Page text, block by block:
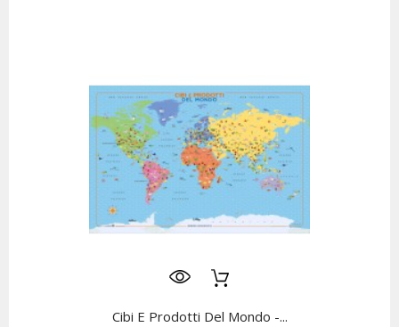
Cibi E Prodotti Del Mondo -...